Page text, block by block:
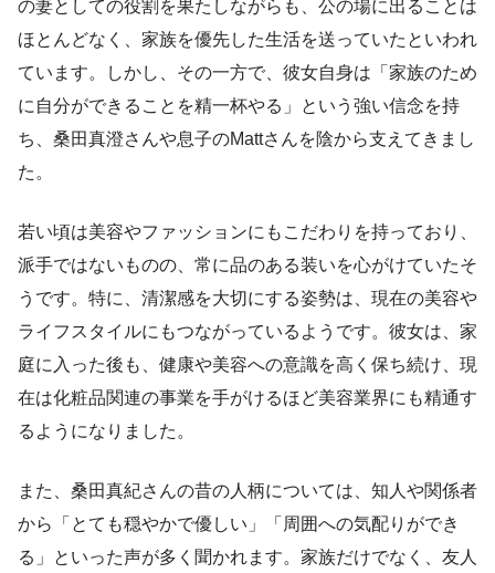
の妻としての役割を果たしながらも、公の場に出ることは
ほとんどなく、家族を優先した生活を送っていたといわれ
ています。しかし、その一方で、彼女自身は「家族のため
に自分ができることを精一杯やる」という強い信念を持
ち、桑田真澄さんや息子のMattさんを陰から支えてきまし
た。
若い頃は美容やファッションにもこだわりを持っており、
派手ではないものの、常に品のある装いを心がけていたそ
うです。特に、清潔感を大切にする姿勢は、現在の美容や
ライフスタイルにもつながっているようです。彼女は、家
庭に入った後も、健康や美容への意識を高く保ち続け、現
在は化粧品関連の事業を手がけるほど美容業界にも精通す
るようになりました。
また、桑田真紀さんの昔の人柄については、知人や関係者
から「とても穏やかで優しい」「周囲への気配りができ
る」といった声が多く聞かれます。家族だけでなく、友人